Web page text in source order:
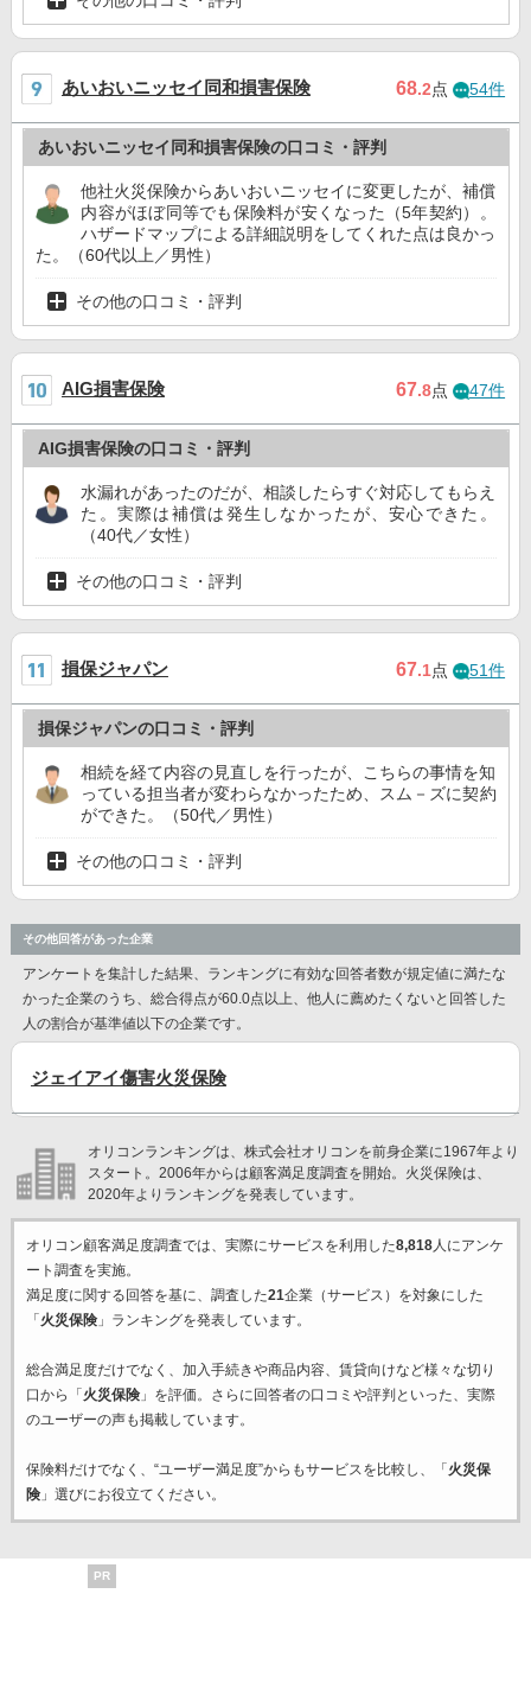
あいおいニッセイ同和損害保険 68.2点 54件
あいおいニッセイ同和損害保険の口コミ・評判
他社火災保険からあいおいニッセイに変更したが、補償
内容がほぼ同等でも保険料が安くなった（5年契約）。
ハザードマップによる詳細説明をしてくれた点は良かっ
た。（60代以上／男性）
その他の口コミ・評判
AIG損害保険 67.8点 47件
AIG損害保険の口コミ・評判
水漏れがあったのだが、相談したらすぐ対応してもらえ
た。実際は補償は発生しなかったが、安心できた。
（40代／女性）
その他の口コミ・評判
損保ジャパン 67.1点 51件
損保ジャパンの口コミ・評判
相続を経て内容の見直しを行ったが、こちらの事情を知
っている担当者が変わらなかったため、スム－ズに契約
ができた。（50代／男性）
その他の口コミ・評判
その他回答があった企業
アンケートを集計した結果、ランキングに有効な回答者数が規定値に満たな
かった企業のうち、総合得点が60.0点以上、他人に薦めたくないと回答した
人の割合が基準値以下の企業です。
ジェイアイ傷害火災保険
オリコンランキングは、株式会社オリコンを前身企業に1967年より
スタート。2006年からは顧客満足度調査を開始。火災保険は、
2020年よりランキングを発表しています。
オリコン顧客満足度調査では、実際にサービスを利用した8,818人にアンケ
ート調査を実施。
満足度に関する回答を基に、調査した21企業（サービス）を対象にした
「火災保険」ランキングを発表しています。
総合満足度だけでなく、加入手続きや商品内容、賃貸向けなど様々な切り
口から「火災保険」を評価。さらに回答者の口コミや評判といった、実際
のユーザーの声も掲載しています。
保険料だけでなく、“ユーザー満足度”からもサービスを比較し、「火災保
険」選びにお役立てください。
PR